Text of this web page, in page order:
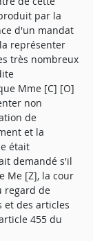
par la
d'un mandat
représenter
très nombreux
Mme [C] [O]
non
de
et la
était
demandé s'il
Me [Z], la cour
regard de
et des articles
455 du